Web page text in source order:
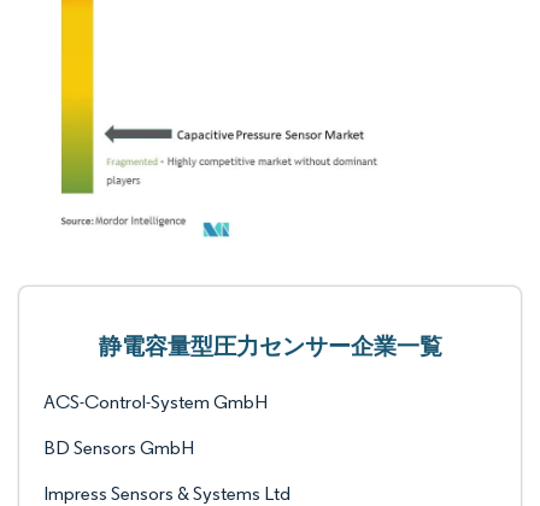
静電容量型圧力センサー企業一覧
ACS-Control-System GmbH
BD Sensors GmbH
Impress Sensors & Systems Ltd